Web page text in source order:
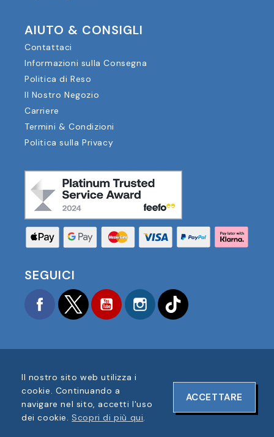
AIUTO & CONSIGLI
Contattaci
Informazioni sulla Consegna
Politica di Reso
Il Nostro Negozio
Carriere
Termini & Condizioni
Politica sulla Privacy
SEGUICI
FacebookTwitter YouTubeInstagram
COPYRIGHT © 2025 FOOTBALL AMERICA UK TUTTI I
DIRITTI RISERVATI
NUMERO DI REGISTRAZIONE AZIENDA: 06354287
DESIGN DEL SITO WEB DIONELINE DESIGNS
Il nostro sito web utilizza i
cookie. Continuando a
navigare nel sito, accetti l'uso
dei cookie.Scopri di più qui.
ACCETTARE